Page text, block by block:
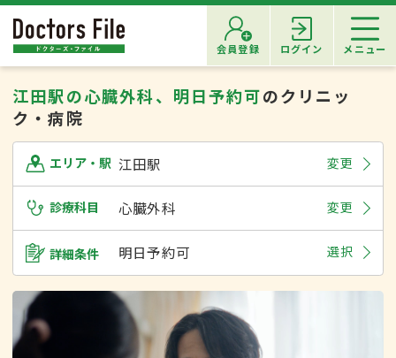
会員登録 ログイン メニュー
江田駅の心臓外科、明日予約可のクリニッ
ク・病院
エリア・駅 江田駅 変更
診療科目 心臓外科 変更
詳細条件 明日予約可 選択